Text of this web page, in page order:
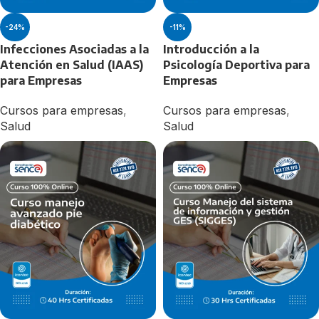
-24%
Infecciones Asociadas a la
Atención en Salud (IAAS)
para Empresas
Cursos para empresas,
Salud
-11%
Introducción a la
Psicología Deportiva para
Empresas
Cursos para empresas,
Salud